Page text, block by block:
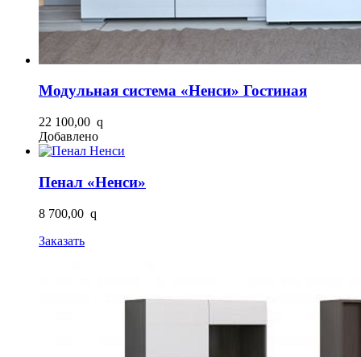
Модульная система «Ненси» Гостиная
22 100,00 q
Добавлено
Пенал «Ненси»
8 700,00 q
Заказать